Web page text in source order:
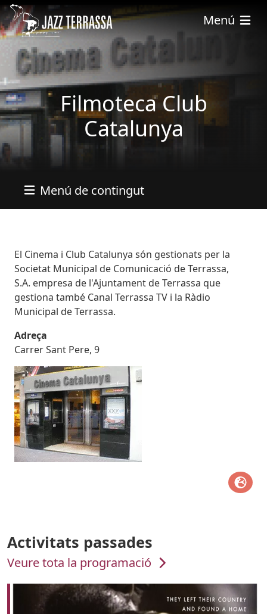
Skip to main content
Menú
Filmoteca Club
Catalunya
Menú de contingut
Descripció
El Cinema i Club Catalunya són gestionats per la
Societat Municipal de Comunicació de Terrassa,
S.A. empresa de l'Ajuntament de Terrassa que
gestiona també Canal Terrassa TV i la Ràdio
Municipal de Terrassa.
Adreça
Carrer Sant Pere, 9
Imatges
Image
Activitats passades
Veure tota la programació